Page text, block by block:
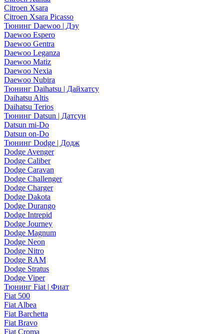
Citroen Xsara
Citroen Xsara Picasso
Тюнинг Daewoo | Дэу
Daewoo Espero
Daewoo Gentra
Daewoo Leganza
Daewoo Matiz
Daewoo Nexia
Daewoo Nubira
Тюнинг Daihatsu | Дайхатсу
Daihatsu Altis
Daihatsu Terios
Тюнинг Datsun | Датсун
Datsun mi-Do
Datsun on-Do
Тюнинг Dodge | Додж
Dodge Avenger
Dodge Caliber
Dodge Caravan
Dodge Challenger
Dodge Charger
Dodge Dakota
Dodge Durango
Dodge Intrepid
Dodge Journey
Dodge Magnum
Dodge Neon
Dodge Nitro
Dodge RAM
Dodge Stratus
Dodge Viper
Тюнинг Fiat | Фиат
Fiat 500
Fiat Albea
Fiat Barchetta
Fiat Bravo
Fiat Croma